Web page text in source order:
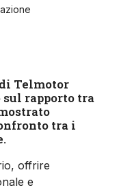
Telmotor
sul rapporto tra
tra i
offrire
e